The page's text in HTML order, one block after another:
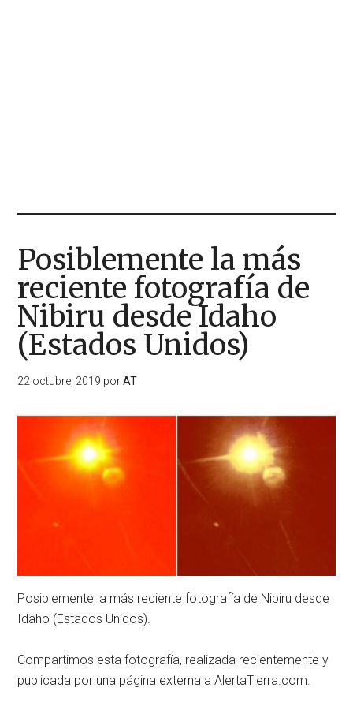
Posiblemente la más
reciente fotografía de
Nibiru desde Idaho
(Estados Unidos)
22 octubre, 2019 porAT
Posiblemente la más reciente fotografía de Nibiru desde
Idaho (Estados Unidos).
Compartimos esta fotografía, realizada recientemente y
publicada por una página externa a AlertaTierra.com.